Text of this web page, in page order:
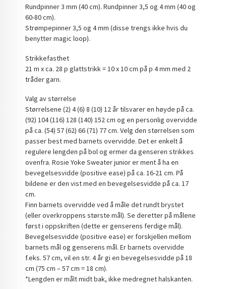
Rundpinner 3 mm (40 cm). Rundpinner 3,5 og 4 mm (40 og
60-80 cm).
Strømpepinner 3,5 og 4 mm (disse trengs ikke hvis du
benytter magic loop).
Strikkefasthet
21 m x ca. 28 p glattstrikk = 10 x 10 cm på p 4 mm med 2
tråder garn.
Valg av størrelse
Størrelsene (2) 4 (6) 8 (10) 12 år tilsvarer en høyde på ca.
(92) 104 (116) 128 (140) 152 cm og en personlig overvidde
på ca. (54) 57 (62) 66 (71) 77 cm. Velg den størrelsen som
passer best med barnets overvidde. Det er enkelt å
regulere lengden på bol og ermer da genseren strikkes
ovenfra. Rosie Yoke Sweater junior er ment å ha en
bevegelsesvidde (positive ease) på ca. 16-21 cm. På
bildene er den vist med en bevegelsesvidde på ca. 17
cm.
Finn barnets overvidde ved å måle det rundt brystet
(eller overkroppens største mål). Se deretter på målene
først i oppskriften (dette er genserens ferdige mål).
Bevegelsesvidde (positive ease) er forskjellen mellom
barnets mål og genserens mål. Er barnets overvidde
f.eks. 57 cm, vil en str. 4 år gi en bevegelsesvidde på 18
cm (75 cm – 57 cm = 18 cm).
*Lengden er målt midt bak, ikke medregnet halskanten.